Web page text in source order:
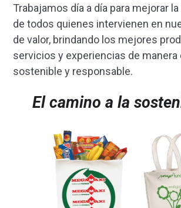
Trabajamos día a día para mejorar
de todos quienes intervienen en
de valor, brindando los mejores
servicios y experiencias de manera
sostenible y responsable.
El camino a la